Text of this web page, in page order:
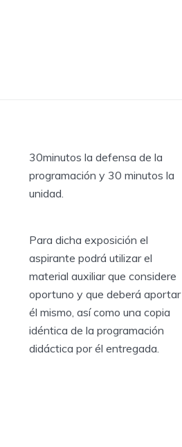
30minutos la defensa de la
programación y 30 minutos la
unidad.
Para dicha exposición el
aspirante podrá utilizar el
material auxiliar que considere
oportuno y que deberá aportar
él mismo, así como una copia
idéntica de la programación
didáctica por él entregada.